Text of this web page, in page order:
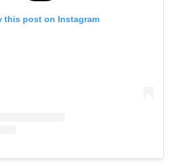
this post on Instagram